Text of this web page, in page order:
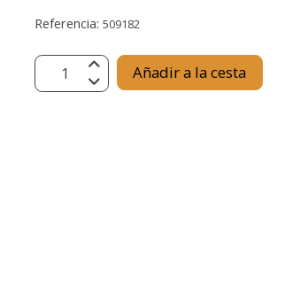
Referencia:509182
Añadir a la cesta